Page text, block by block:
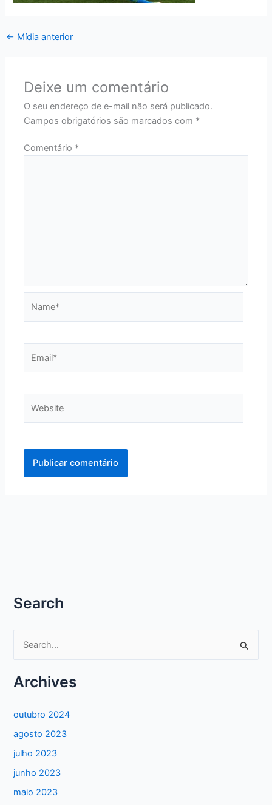
← Mídia anterior
Deixe um comentário
O seu endereço de e-mail não será publicado.
Campos obrigatórios são marcados com *
Comentário *
Search
q
a
r
p
Archives
outubro 2024
agosto 2023
julho 2023
junho 2023
maio 2023